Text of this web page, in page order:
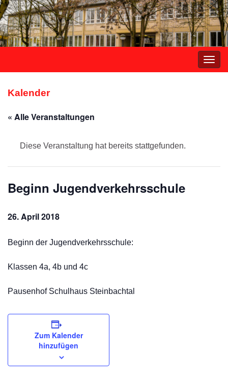
Kalender
« Alle Veranstaltungen
Diese Veranstaltung hat bereits stattgefunden.
Beginn Jugendverkehrsschule
26. April 2018
Beginn der Jugendverkehrsschule:
Klassen 4a, 4b und 4c
Pausenhof Schulhaus Steinbachtal
Zum Kalender
hinzufügen